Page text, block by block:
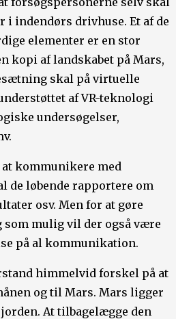
i indendørs drivhuse. Et af de
elementer er en stor
kopi af landskabet på Mars,
skal på virtuelle
af VR-teknologi
undersøgelser,
kommunikere med
de løbende rapportere om
osv. Men for at gøre
mulig vil der også være
på al kommunikation.
himmelvid forskel på at
og til Mars. Mars ligger
At tilbagelægge den